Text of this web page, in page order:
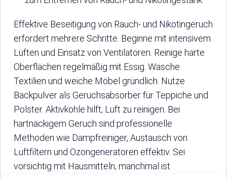
Effektive Beseitigung von Rauch- und Nikotingeruch
erfordert mehrere Schritte. Beginne mit intensivem
Lüften und Einsatz von Ventilatoren. Reinige harte
Oberflächen regelmäßig mit Essig. Wasche
Textilien und weiche Möbel gründlich. Nutze
Backpulver als Geruchsabsorber für Teppiche und
Polster. Aktivkohle hilft, Luft zu reinigen. Bei
hartnäckigem Geruch sind professionelle
Methoden wie Dampfreiniger, Austausch von
Luftfiltern und Ozongeneratoren effektiv. Sei
vorsichtig mit Hausmitteln; manchmal ist